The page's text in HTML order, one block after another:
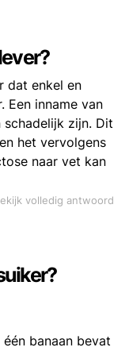
dat enkel en
Een inname van
zijn. Dit
het vervolgens
naar vet kan
volledig antwoord
banaan bevat